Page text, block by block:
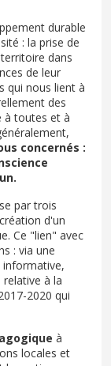
durable
: la prise de
dans
de leur
qui nous lient à
des
à toutes et à
concernés :
par trois
d'un
Ce "lien" avec
: via une
informative,
à la
2020 qui
à
locales et